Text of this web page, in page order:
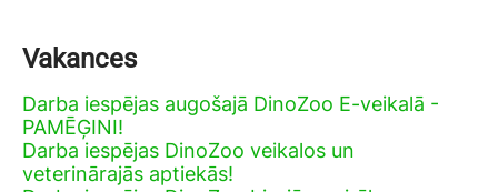
Vakances
Darba iespējas augošajā DinoZoo E-veikalā -
PAMĒĢINI!
Darba iespējas DinoZoo veikalos un
veterinārajās aptiekās!